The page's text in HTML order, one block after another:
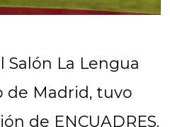
Salón La Lengua
de Madrid, tuvo
de ENCUADRES.